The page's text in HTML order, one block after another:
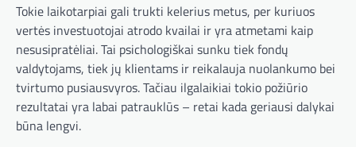
Tokie laikotarpiai gali trukti kelerius metus, per kuriuos
vertės investuotojai atrodo kvailai ir yra atmetami kaip
nesusipratėliai. Tai psichologiškai sunku tiek fondų
valdytojams, tiek jų klientams ir reikalauja nuolankumo bei
tvirtumo pusiausvyros. Tačiau ilgalaikiai tokio požiūrio
rezultatai yra labai patrauklūs – retai kada geriausi dalykai
būna lengvi.